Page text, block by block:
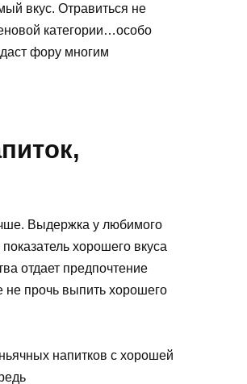
вкус. Отравиться не
категории…особо
фору многим
Выдержка у любимого
хорошего вкуса
отдает предпочтение
прочь выпить хорошего
напитков с хорошей